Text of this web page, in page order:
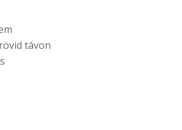
távon